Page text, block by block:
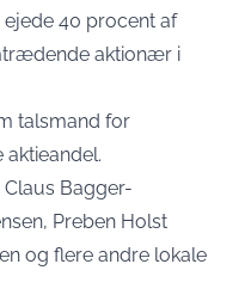
ejede 40 procent af
aktionær i
talsmand for
Bagger-
Preben Holst
og flere andre lokale